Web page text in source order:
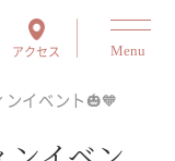
アクセス Menu
イベント🎃🧡